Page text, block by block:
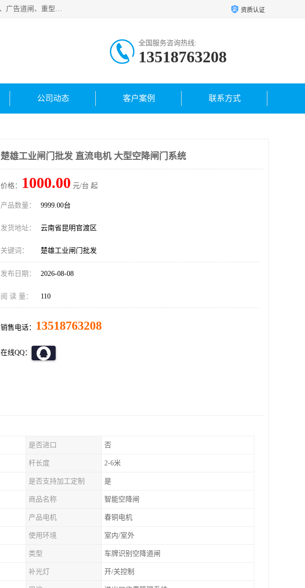
云南实名智科技有限公司是生产、销售、安装为一体的出入口管控设备厂家供应商。主营:电动伸缩门、道闸、广告道闸、重型空降闸、车牌识别、门禁通道、升降柱、岗亭、旗杆等智能设备。主营产品: 电动伸缩门,道闸门禁,车牌识别 生产、销售、安装为一体的出入口管控设备厂家源头供应商。 资质认证
全国服务咨询热线:
13518763208
公司动态 客户案例 联系方式
楚雄工业闸门批发 直流电机 大型空降闸门系统
价格： 1000.00 元/台 起
产品数量： 9999.00台
发货地址： 云南省昆明官渡区
关键词： 楚雄工业闸门批发
发布日期： 2026-08-08
阅 读 量： 110
销售电话： 13518763208
在线QQ：
是否进口 否
杆长度 2-6米
是否支持加工定制 是
商品名称 智能空降闸
产品电机 春铜电机
使用环境 室内/室外
类型 车牌识别空降道闸
补光灯 开/关控制